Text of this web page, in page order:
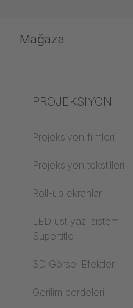
Ofis ve İç Mekan
Sektör uzmanlığı
Tekstil bilgisi
Akustik bilgisi
Projeksiyon bilgisi
PROJEKSİYON
Projeksiyon filmleri
Projeksiyon tekstilleri
Roll-up ekranlar
LED üst yazı sistemi
Supertitle
3D Görsel Efektler
Gerilim perdeleri
Mağaza